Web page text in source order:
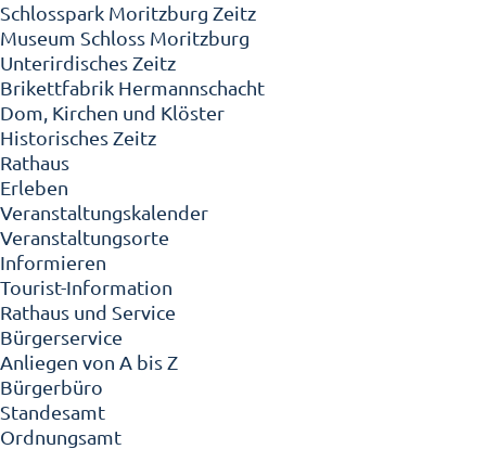
Schlosspark Moritzburg Zeitz
Museum Schloss Moritzburg
Unterirdisches Zeitz
Brikettfabrik Hermannschacht
Dom, Kirchen und Klöster
Historisches Zeitz
Rathaus
Erleben
Veranstaltungskalender
Veranstaltungsorte
Informieren
Tourist-Information
Rathaus und Service
Bürgerservice
Anliegen von A bis Z
Bürgerbüro
Standesamt
Ordnungsamt